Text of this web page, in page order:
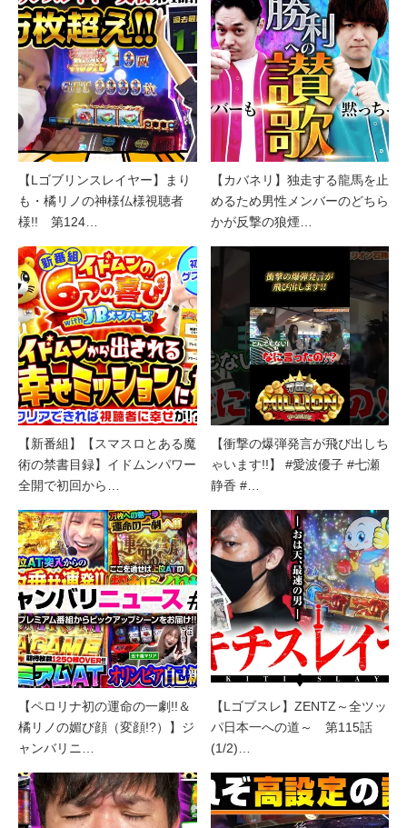
【Lゴブリンスレイヤー】まり
も・橘リノの神様仏様視聴者
様!! 第124…
【カバネリ】独走する龍馬を止
めるため男性メンバーのどちら
かが反撃の狼煙…
【新番組】【スマスロとある魔
術の禁書目録】イドムンパワー
全開で初回から…
【衝撃の爆弾発言が飛び出しち
ゃいます!!】 #愛波優子 #七瀬
静香 #…
【ペロリナ初の運命の一劇!!＆
橘リノの媚び顔（変顔!?）】ジ
ャンバリニ…
【Lゴブスレ】ZENTZ～全ツッ
パ日本一への道～ 第115話
(1/2)…